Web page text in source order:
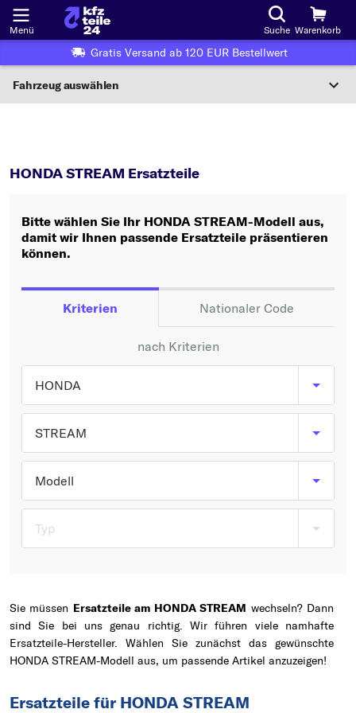
Menü Suche Warenkorb
Gratis Versand ab 120 EUR Bestellwert
Fahrzeug auswählen
Wo finde ich die?
Oder
Oder Fahrzeugauswahl nach Kriterien:
Hersteller wählen
Typ wählen
HONDA STREAM Ersatzteile
Bitte wählen Sie Ihr HONDA STREAM-Modell aus,
damit wir Ihnen passende Ersatzteile präsentieren
können.
Kriterien Nationaler Code
nach Kriterien
HONDA
STREAM
Modell
Typ
Sie müssen Ersatzteile am HONDA STREAM wechseln? Dann
sind Sie bei uns genau richtig. Wir führen viele namhafte
Ersatzteile-Hersteller. Wählen Sie zunächst das gewünschte
HONDA STREAM-Modell aus, um passende Artikel anzuzeigen!
Ersatzteile für HONDA STREAM